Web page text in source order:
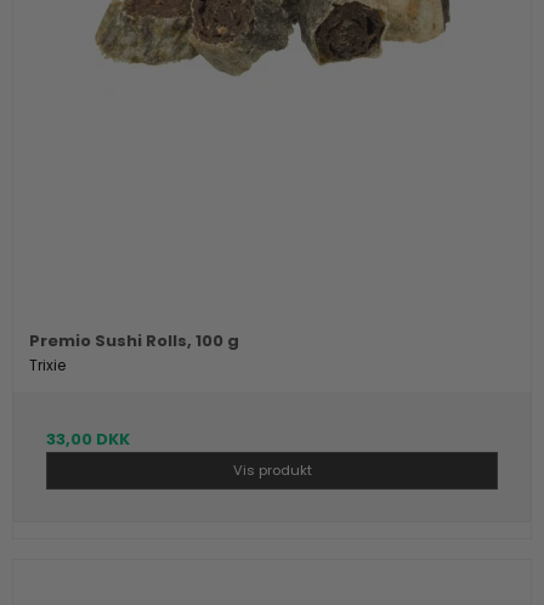
Premio Sushi Rolls, 100 g
Trixie
33,00 DKK
Vis produkt